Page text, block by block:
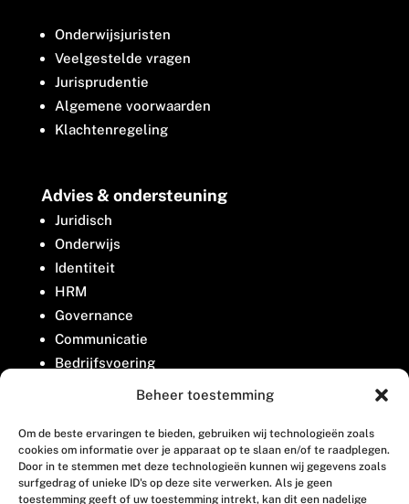
Beheer toestemming
Om de beste ervaringen te bieden, gebruiken wij technologieën zoals
cookies om informatie over je apparaat op te slaan en/of te raadplegen.
Door in te stemmen met deze technologieën kunnen wij gegevens zoals
surfgedrag of unieke ID's op deze site verwerken. Als je geen
toestemming geeft of uw toestemming intrekt, kan dit een nadelige
Onderwijsjuristen
Veelgestelde vragen
Jurisprudentie
Algemene voorwaarden
Klachtenregeling
Advies & ondersteuning
Juridisch
Onderwijs
Identiteit
HRM
Governance
Communicatie
Bedrijfsvoering
Belangenbehartiging
Contact
Houttuinlaan 8